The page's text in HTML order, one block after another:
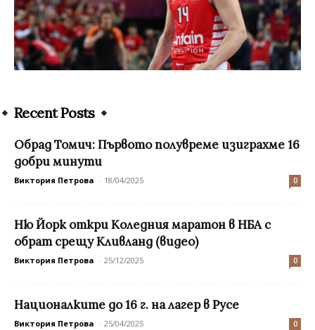
Recent Posts
Обрад Томич: Първото полувреме изиграхме 16
добри минути
Виктория Петрова - 18/04/2025 0
Ню Йорк откри Коледния маратон в НБА с
обрат срещу Кливланд (видео)
Виктория Петрова - 25/12/2025 0
Националките до 16 г. на лагер в Русе
Виктория Петрова - 25/04/2025 0